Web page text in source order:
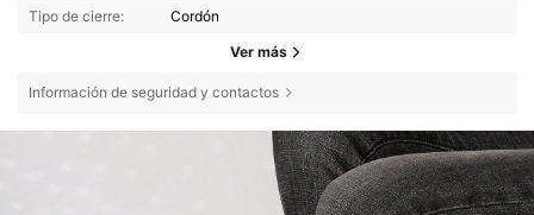
Tipo de cierre: Cordón
Ver más
Información de seguridad y contactos